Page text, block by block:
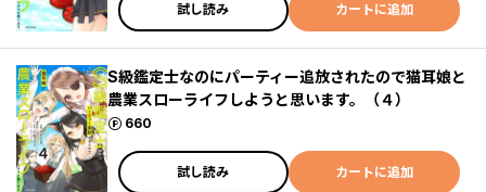
試し読み カートに追加
S級鑑定士なのにパーティー追放されたので猫耳娘と
農業スローライフしようと思います。（４）
660
ポイント
試し読み カートに追加